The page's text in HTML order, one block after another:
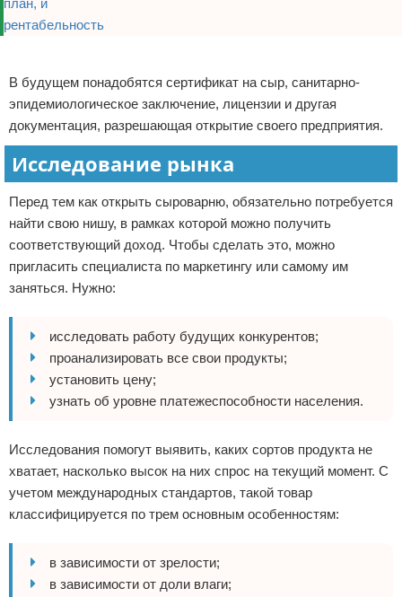
В будущем понадобятся сертификат на сыр, санитарно-
эпидемиологическое заключение, лицензии и другая
документация, разрешающая открытие своего предприятия.
Исследование рынка
Перед тем как открыть сыроварню, обязательно потребуется
найти свою нишу, в рамках которой можно получить
соответствующий доход. Чтобы сделать это, можно
пригласить специалиста по маркетингу или самому им
заняться. Нужно:
исследовать работу будущих конкурентов;
проанализировать все свои продукты;
установить цену;
узнать об уровне платежеспособности населения.
Исследования помогут выявить, каких сортов продукта не
хватает, насколько высок на них спрос на текущий момент. С
учетом международных стандартов, такой товар
классифицируется по трем основным особенностям:
в зависимости от зрелости;
в зависимости от доли влаги;